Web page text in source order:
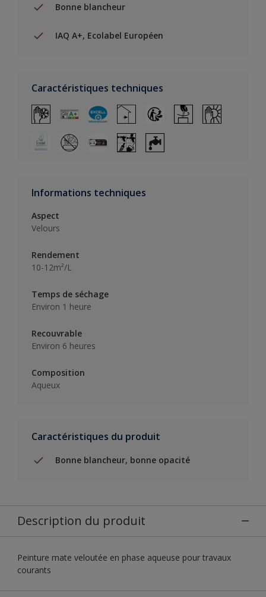
Bonne blancheur
IAQ A+, Ecolabel Européen
Caractéristiques techniques
Informations techniques
Aspect
Velours
Rendement
10-12m²/L
Temps de séchage
Environ 1 heure
Recouvrable
Environ 6 heures
Composition
Aqueux
Caractéristiques du produit
Bonne blancheur, bonne opacité
Description du produit
Peinture mate veloutée en phase aqueuse pour travaux
courants